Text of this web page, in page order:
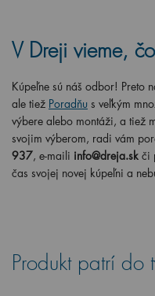
V Dreji vieme,
Kúpeľne sú náš odbor! Preto
ale tiež Poradňu s veľkým
výbere alebo montáži, a tiež
svojim výberom, radi vám
937, e-maili info@dreja.sk či
čas svojej novej kúpeľni a
Produkt patrí do